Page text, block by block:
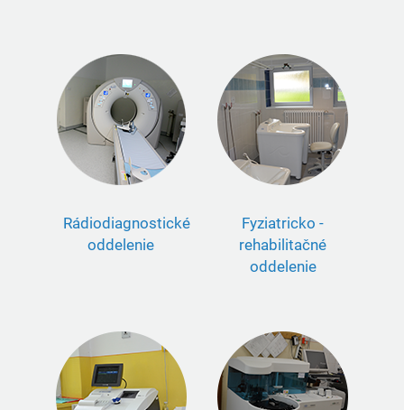
Rádiodiagnostické
oddelenie
Fyziatricko -
rehabilitačné
oddelenie